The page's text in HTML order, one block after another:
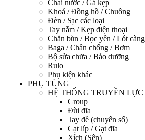
Chai nước / Gá kẹp
Khoá / Đồng hồ / Chuông
Đèn / Sạc các loại
Tay nắm / Kẹp điện thoại
Chắn bùn / Bọc yên / Lót càng
Baga / Chân chống / Bơm
Bộ sửa chữa / Bảo dưỡng
Rulo
Phụ kiện khác
PHỤ TÙNG
HỆ THỐNG TRUYỀN LỰC
Group
Đùi đĩa
Tay đề (chuyển số)
Gạt líp / Gạt đĩa
Xích (Sên)